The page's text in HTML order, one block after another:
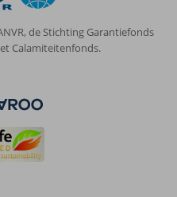
de Stichting Garantiefonds
Calamiteitenfonds.